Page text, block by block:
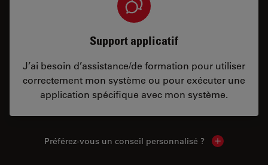
Support applicatif
J’ai besoin d’assistance/de formation pour utiliser
correctement mon système ou pour exécuter une
application spécifique avec mon système.
Préférez-vous un conseil personnalisé ? Show local